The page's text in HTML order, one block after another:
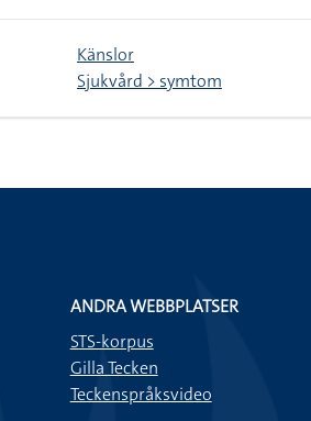
Känslor
Sjukvård > symtom
ANDRA WEBBPLATSER
STS-korpus
Gilla Tecken
Teckenspråksvideo